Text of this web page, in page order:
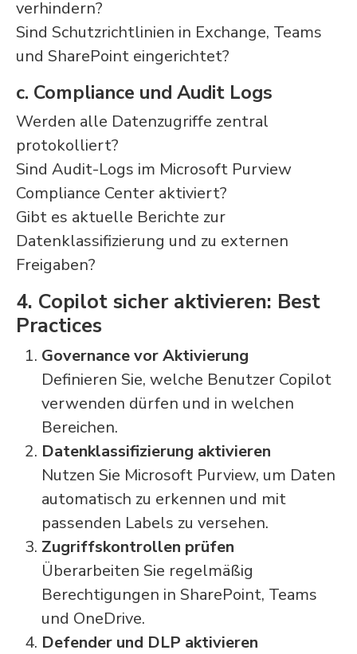
verhindern?
Sind Schutzrichtlinien in Exchange, Teams
und SharePoint eingerichtet?
c. Compliance und Audit Logs
Werden alle Datenzugriffe zentral
protokolliert?
Sind Audit-Logs im Microsoft Purview
Compliance Center aktiviert?
Gibt es aktuelle Berichte zur
Datenklassifizierung und zu externen
Freigaben?
4. Copilot sicher aktivieren: Best
Practices
Governance vor Aktivierung
Definieren Sie, welche Benutzer Copilot
verwenden dürfen und in welchen
Bereichen.
Datenklassifizierung aktivieren
Nutzen Sie Microsoft Purview, um Daten
automatisch zu erkennen und mit
passenden Labels zu versehen.
Zugriffskontrollen prüfen
Überarbeiten Sie regelmäßig
Berechtigungen in SharePoint, Teams
und OneDrive.
Defender und DLP aktivieren